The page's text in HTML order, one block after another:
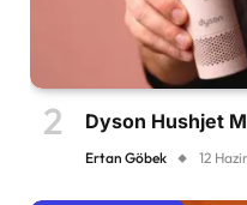
Dyson Hushjet
Ertan Göbek 12